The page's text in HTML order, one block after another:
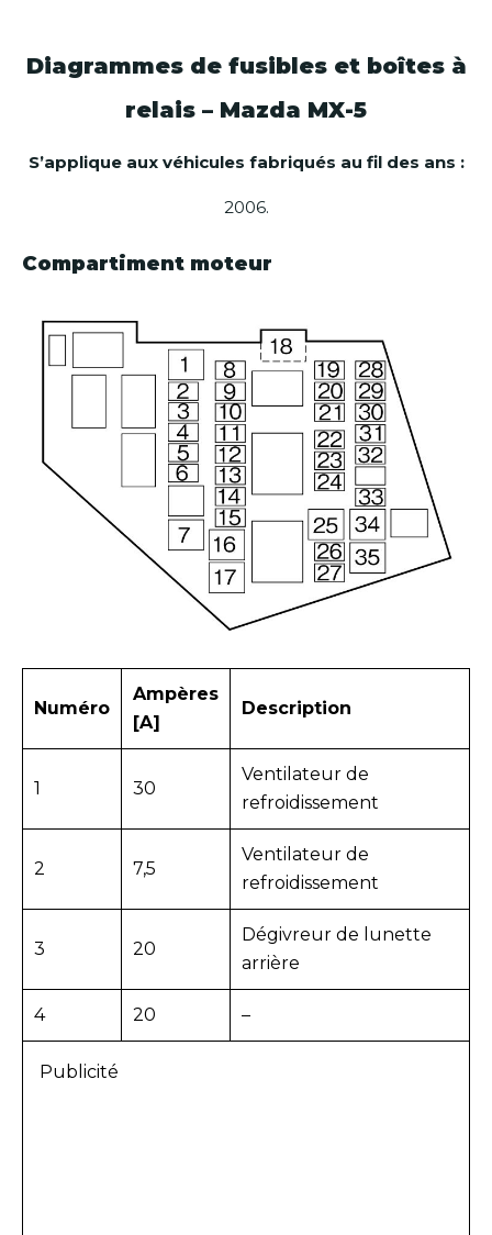
Diagrammes de fusibles et boîtes à
relais – Mazda MX-5
S’applique aux véhicules fabriqués au fil des ans :
2006.
Compartiment moteur
Numéro
Ampères
[A]
Description
1 30
Ventilateur de
refroidissement
2 7,5
Ventilateur de
refroidissement
3 20
Dégivreur de lunette
arrière
4 20 –
Publicité